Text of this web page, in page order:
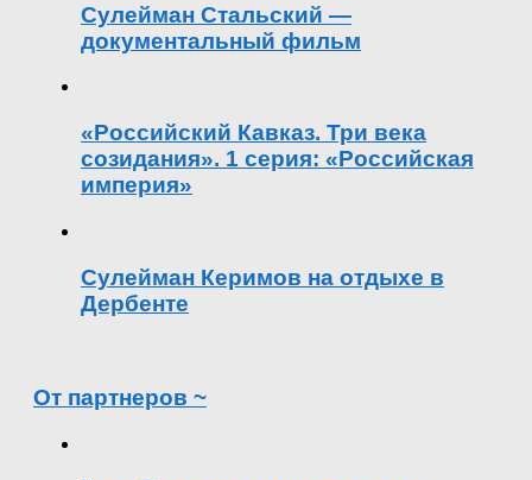
Сулейман Стальский —
документальный фильм
«Российский Кавказ. Три века
созидания». 1 серия: «Российская
империя»
Сулейман Керимов на отдыхе в
Дербенте
От партнеров ~